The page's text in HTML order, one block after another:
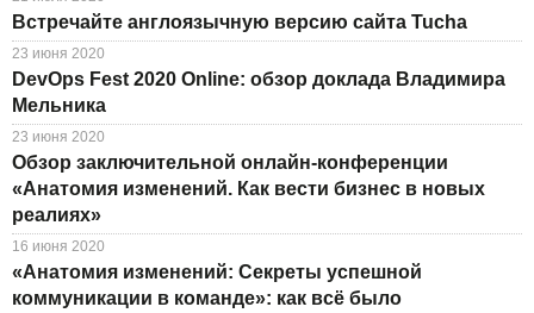
Встречайте англоязычную версию сайта Tucha
23 июня 2020
DevOps Fest 2020 Online: обзор доклада Владимира
Мельника
23 июня 2020
Обзор заключительной онлайн-конференции
«Анатомия изменений. Как вести бизнес в новых
реалиях»
16 июня 2020
«Анатомия изменений: Секреты успешной
коммуникации в команде»: как всё было